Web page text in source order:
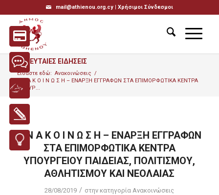
mail@athienou.org.cy | Χρήσιμοι Σύνδεσμοι
ΤΕΛΕΥΤΑΙΕΣ ΕΙΔΗΣΕΙΣ
Είσαστε εδώ: Ανακοινώσεις /
Α Ν Α Κ Ο Ι Ν Ω Σ Η – ΕΝΑΡΞΗ ΕΓΓΡΑΦΩΝ ΣΤΑ ΕΠΙΜΟΡΦΩΤΙΚΑ ΚΕΝΤΡΑ
ΥΠΟΥΡ...
Α Ν Α Κ Ο Ι Ν Ω Σ Η – ΕΝΑΡΞΗ ΕΓΓΡΑΦΩΝ
ΣΤΑ ΕΠΙΜΟΡΦΩΤΙΚΑ ΚΕΝΤΡΑ
ΥΠΟΥΡΓΕΙΟΥ ΠΑΙΔΕΙΑΣ, ΠΟΛΙΤΙΣΜΟΥ,
ΑΘΛΗΤΙΣΜΟΥ ΚΑΙ ΝΕΟΛΑΙΑΣ
28/08/2019 / στην κατηγορίαΑνακοινώσεις